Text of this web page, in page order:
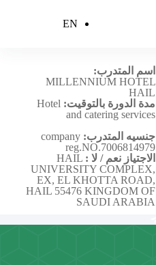
EN
اسم المتدرب:
MILLENNIUM HOTEL
HAIL
مدة الدورة بالتوقيت: Hotel
and catering services
جنسيه المتدرب:company
reg.NO.7006814979
الاجتياز نعم / لا :HAIL
UNIVERSITY COMPLEX,
EX, EL KHOTTA ROAD,
HAIL 55476 KINGDOM OF
SAUDI ARABIA